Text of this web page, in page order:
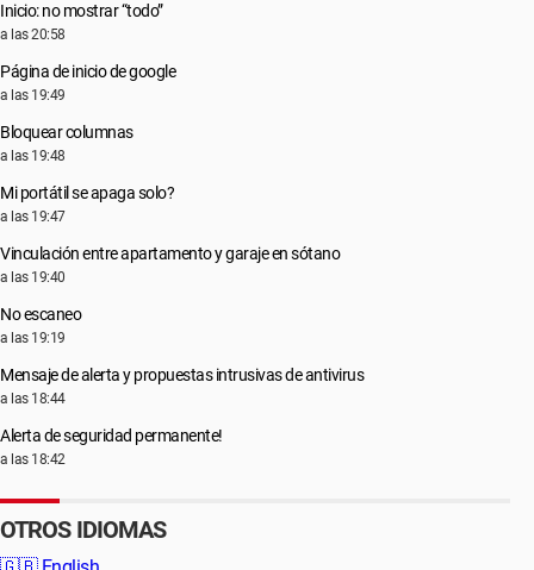
Inicio: no mostrar “todo”
a las 20:58
Página de inicio de google
a las 19:49
Bloquear columnas
a las 19:48
Mi portátil se apaga solo?
a las 19:47
Vinculación entre apartamento y garaje en sótano
a las 19:40
No escaneo
a las 19:19
Mensaje de alerta y propuestas intrusivas de antivirus
a las 18:44
Alerta de seguridad permanente!
a las 18:42
OTROS IDIOMAS